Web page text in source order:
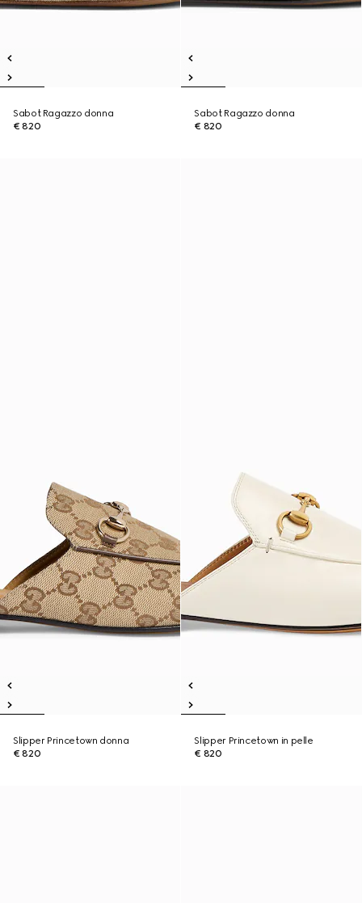
Sabot Ragazzo donna
€ 820
Sabot Ragazzo donna
€ 820
Slipper Princetown donna
€ 820
Slipper Princetown in pelle
€ 820